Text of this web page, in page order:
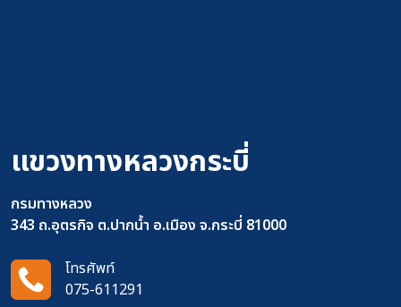
แขวงทางหลวงกระบี่
กรมทางหลวง
343 ถ.อุตรกิจ ต.ปากน้ำ อ.เมือง จ.กระบี่ 81000
โทรศัพท์
075-611291